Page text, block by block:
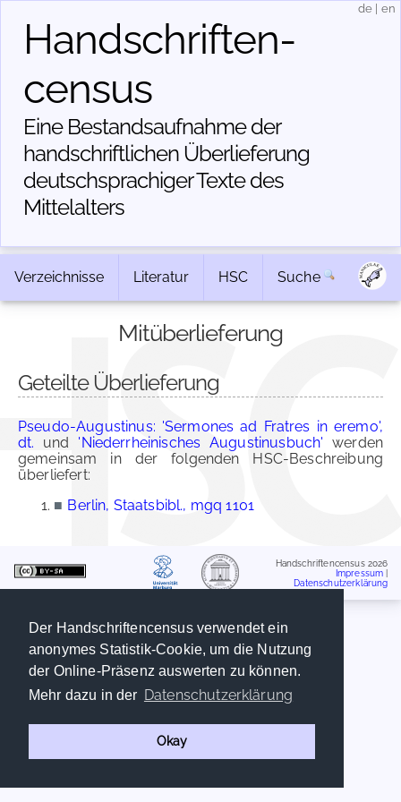
Der Handschriftencensus verwendet ein
anonymes Statistik-Cookie, um die Nutzung
der Online-Präsenz auswerten zu können.
Mehr dazu in der Datenschutzerklärung
Okay
Handschriften­
census
Eine Bestandsaufnahme der
handschriftlichen Über­lieferung
deutschsprachiger Texte des
Mittelalters
de en
Verzeichnisse Literatur HSC Suche
Mitüberlieferung
Geteilte Überlieferung
Pseudo-Augustinus: 'Sermones ad Fratres in eremo',
dt. und 'Niederrheinisches Augustinusbuch' werden
gemeinsam in der folgenden HSC-Beschreibung
überliefert:
■ Berlin, Staatsbibl., mgq 1101
Handschriftencensus 2026
Impressum
Datenschutzerklärung